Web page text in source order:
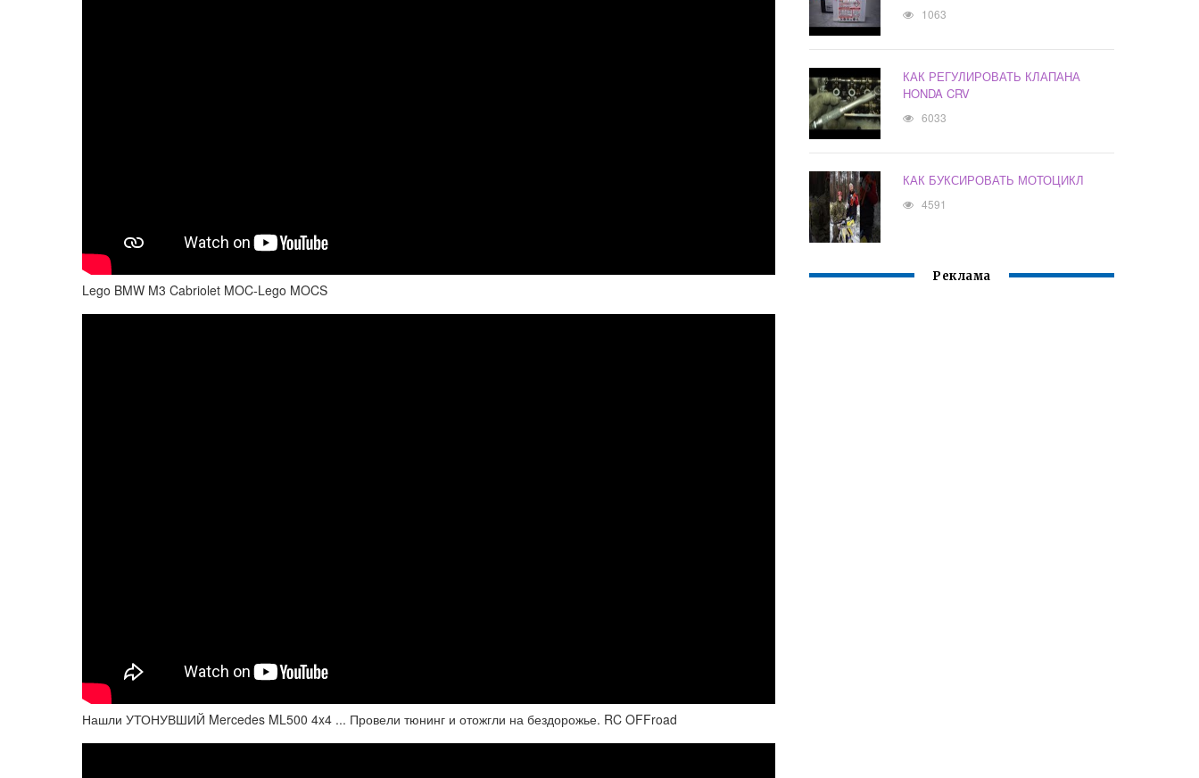
Lego BMW M3 Cabriolet MOC-Lego MOCS
Нашли УТОНУВШИЙ Mercedes ML500 4x4 ... Провели тюнинг и отожгли на бездорожье. RC OFFroad
1063
КАК РЕГУЛИРОВАТЬ КЛАПАНА
HONDA CRV
6033
КАК БУКСИРОВАТЬ МОТОЦИКЛ
4591
Реклама